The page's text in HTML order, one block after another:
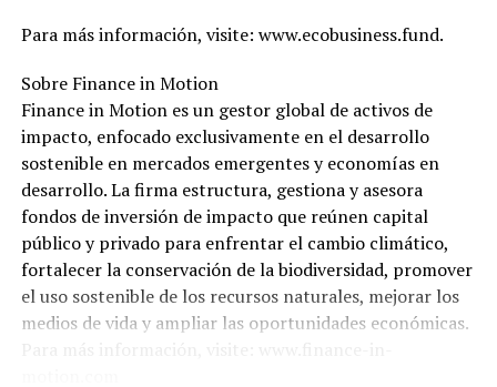
Para más información, visite: www.ecobusiness.fund.
Sobre Finance in Motion
Finance in Motion es un gestor global de activos de
impacto, enfocado exclusivamente en el desarrollo
sostenible en mercados emergentes y economías en
desarrollo. La firma estructura, gestiona y asesora
fondos de inversión de impacto que reúnen capital
público y privado para enfrentar el cambio climático,
fortalecer la conservación de la biodiversidad, promover
el uso sostenible de los recursos naturales, mejorar los
medios de vida y ampliar las oportunidades económicas.